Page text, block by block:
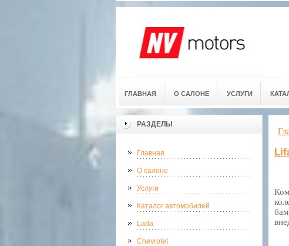
ГЛАВНАЯ О САЛОНЕ УСЛУГИ
РАЗДЕЛЫ
Главная
О салоне
Услуги
Каталог автомобилей
Lada
Chevrolet